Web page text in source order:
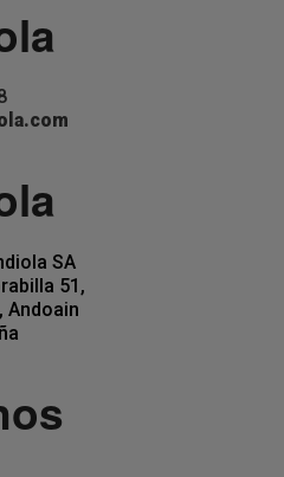
SA
51,
Andoain